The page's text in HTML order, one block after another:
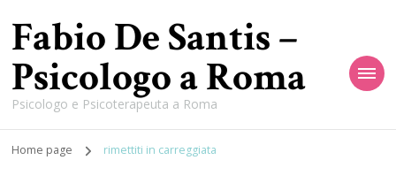
Fabio De Santis –
Psicologo a Roma
Psicologo e Psicoterapeuta a Roma
Home page rimettiti in carreggiata